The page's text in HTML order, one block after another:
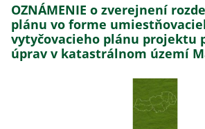
OZNÁMENIE o zverejnení
plánu vo forme
vytyčovacieho plánu projektu
úprav v katastrálnom území